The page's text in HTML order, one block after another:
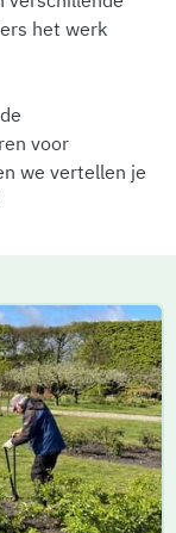
het werk
voor
we vertellen je